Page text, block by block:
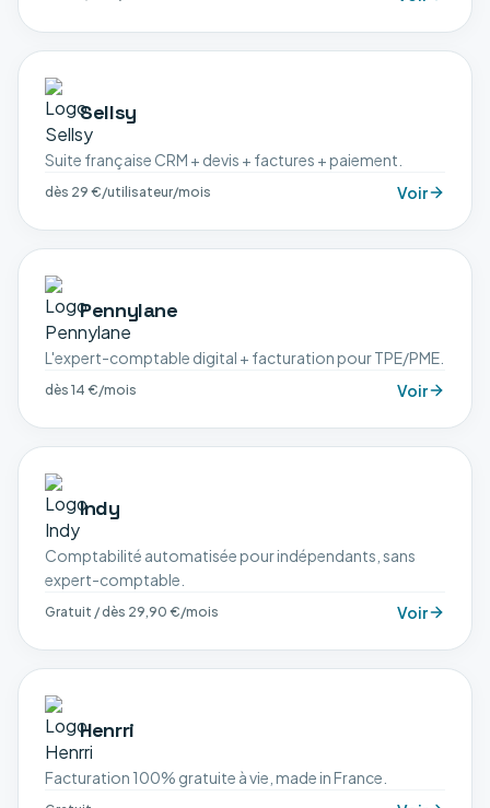
Sellsy
Suite française CRM + devis + factures + paiement.
dès 29 €/utilisateur/mois Voir
Pennylane
L'expert-comptable digital + facturation pour TPE/PME.
dès 14 €/mois Voir
Indy
Comptabilité automatisée pour indépendants, sans
expert-comptable.
Gratuit / dès 29,90 €/mois Voir
Henrri
Facturation 100% gratuite à vie, made in France.